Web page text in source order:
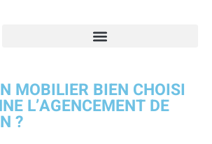
MOBILIER BIEN CHOISI
L’AGENCEMENT DE
?